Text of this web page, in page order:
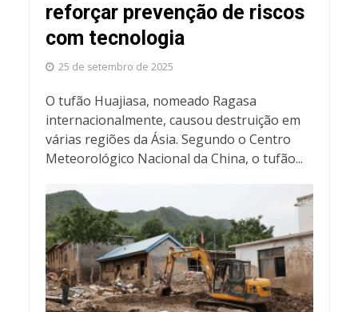
reforçar prevenção de riscos
com tecnologia
25 de setembro de 2025
O tufão Huajiasa, nomeado Ragasa
internacionalmente, causou destruição em
várias regiões da Ásia. Segundo o Centro
Meteorológico Nacional da China, o tufão...